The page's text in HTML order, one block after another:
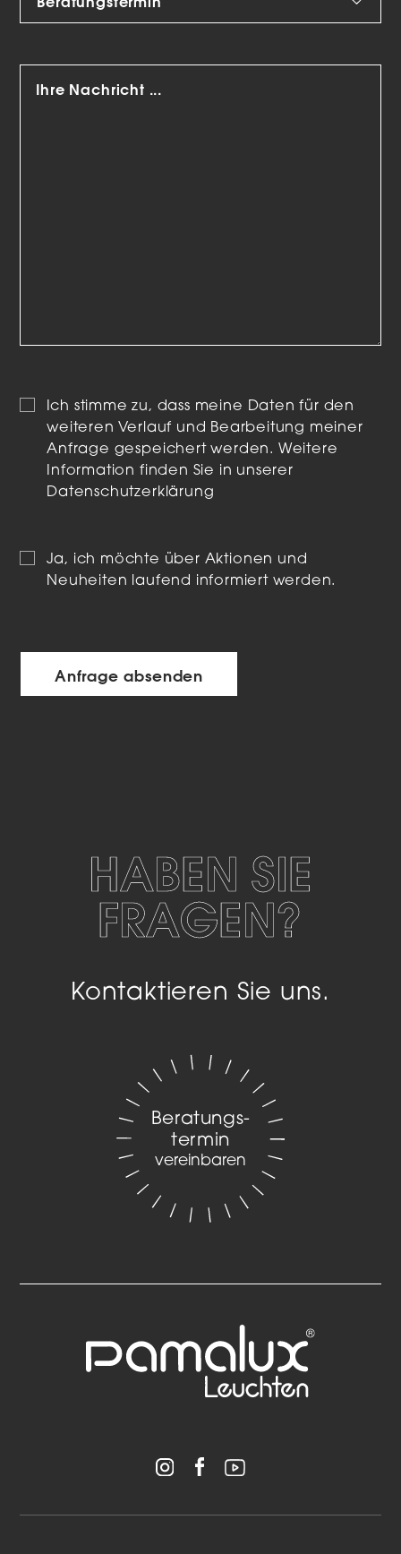
Ich stimme zu, dass meine Daten für den
weiteren Verlauf und Bearbeitung meiner
Anfrage gespeichert werden. Weitere
Information finden Sie in unserer
Datenschutzerklärung
Ja, ich möchte über Aktionen und
Neuheiten laufend informiert werden.
HABEN SIE
FRAGEN?
Kontaktieren Sie uns.
Beratungs­
termin
vereinbaren
Marketing-Cookies werden von Drittanbietern oder
Publishern verwendet, um personalisierte Werbung